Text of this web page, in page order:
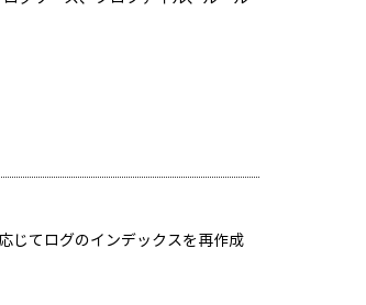
じてログのインデックスを再作成